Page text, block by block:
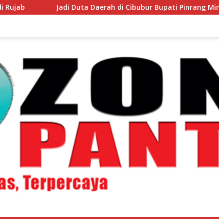
Duta Daerah di Cibubur Bupati Pinrang Minta Kontingen